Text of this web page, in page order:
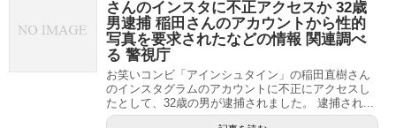
さんのインスタに不正アクセスか 32歳
男逮捕 稲田さんのアカウントから性的
写真を要求されたなどの情報 関連調べ
る 警視庁
お笑いコンビ「アインシュタイン」の稲田直樹さん
のインスタグラムのアカウントに不正にアクセスし
たとして、32歳の男が逮捕されました。 逮捕され...